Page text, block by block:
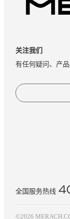
关注我们
有任何疑问、产
全国服务热线
©2026